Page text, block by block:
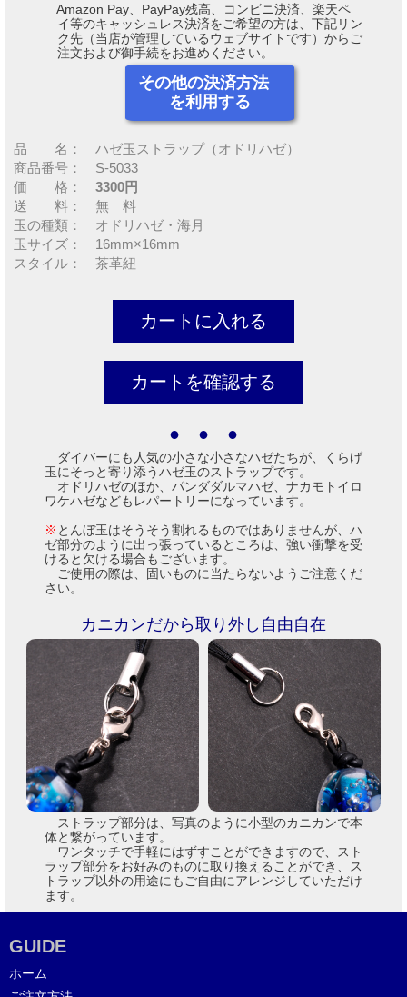
Amazon Pay、PayPay残高、コンビニ決済、楽天ペ
イ等のキャッシュレス決済をご希望の方は、下記リン
ク先（当店が管理しているウェブサイトです）からご
注文および御手続をお進めください。
その他の決済方法
を利用する
品 名： ハゼ玉ストラップ（オドリハゼ）
商品番号： S-5033
価 格： 3300円
送 料： 無 料
玉の種類： オドリハゼ・海月
玉サイズ： 16mm×16mm
スタイル： 茶革紐
● ● ●
ダイバーにも人気の小さな小さなハゼたちが、くらげ
玉にそっと寄り添うハゼ玉のストラップです。
オドリハゼのほか、パンダダルマハゼ、ナカモトイロ
ワケハゼなどもレパートリーになっています。
※ とんぼ玉はそうそう割れるものではありませんが、ハ
ゼ部分のように出っ張っているところは、強い衝撃を受
けると欠ける場合もございます。
ご使用の際は、固いものに当たらないようご注意くだ
さい。
カニカンだから取り外し自由自在
ストラップ部分は、写真のように小型のカニカンで本
体と繋がっています。
ワンタッチで手軽にはずすことができますので、スト
ラップ部分をお好みのものに取り換えることができ、ス
トラップ以外の用途にもご自由にアレンジしていただけ
ます。
GUIDE
ホーム